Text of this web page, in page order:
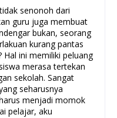
senonoh dari
guru juga membuat
bukan, seorang
kurang pantas
Hal ini memiliki peluang
merasa tertekan
sekolah. Sangat
seharusnya
menjadi momok
pelajar, aku